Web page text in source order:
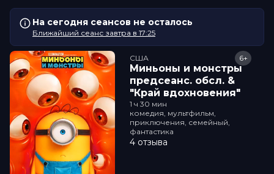
На сегодня сеансов не осталось
Ближайший сеанс завтра в 17:25
США
Миньоны и монстры
прeдсeанc. обсл. &
"Край вдохновения"
6+
1 ч 30 мин
комедия, мультфильм,
приключения, семейный,
фантастика
4 отзыва